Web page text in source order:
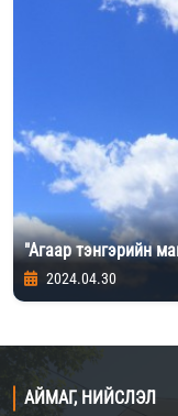
"Агаар тэнгэрийн
2024.04.30
АЙМАГ, НИЙСЛЭЛ